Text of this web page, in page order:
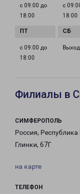
с 09:00 до
18:00
с
18:00
с 09:00 до
18:00
Филиалы в
СИМФЕРОПОЛЬ
Россия,
Глинки, 67Г
на карте
ТЕЛЕФОН